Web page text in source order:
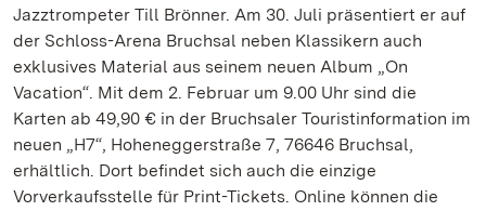
Jazztrompeter Till Brönner. Am 30. Juli präsentiert er auf
der Schloss-Arena Bruchsal neben Klassikern auch
exklusives Material aus seinem neuen Album „On
Vacation“. Mit dem 2. Februar um 9.00 Uhr sind die
Karten ab 49,90 € in der Bruchsaler Touristinformation im
neuen „H7“, Hoheneggerstraße 7, 76646 Bruchsal,
erhältlich. Dort befindet sich auch die einzige
Vorverkaufsstelle für Print-Tickets. Online können die